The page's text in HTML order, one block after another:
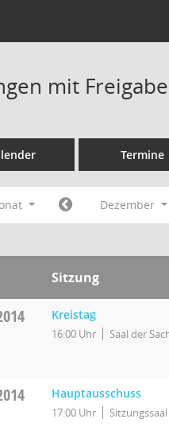
mit
Termine
Dezember
Sitzung
Kreistag
16:00 Uhr Saal der
Hauptausschuss
17:00 Uhr